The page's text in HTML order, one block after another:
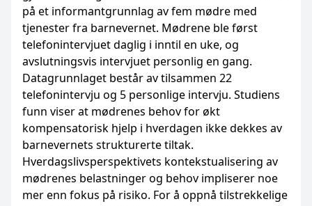
på et informantgrunnlag av fem mødre med
tjenester fra barnevernet. Mødrene ble først
telefonintervjuet daglig i inntil en uke, og
avslutningsvis intervjuet personlig en gang.
Datagrunnlaget består av tilsammen 22
telefonintervju og 5 personlige intervju. Studiens
funn viser at mødrenes behov for økt
kompensatorisk hjelp i hverdagen ikke dekkes av
barnevernets strukturerte tiltak.
Hverdagslivsperspektivets kontekstualisering av
mødrenes belastninger og behov impliserer noe
mer enn fokus på risiko. For å oppnå tilstrekkelige